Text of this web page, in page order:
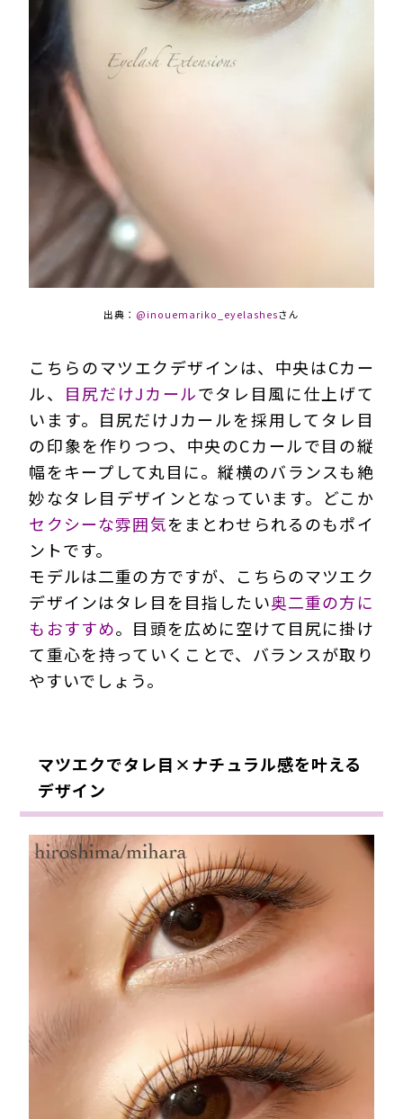
出典： @inouemariko_eyelashesさん
こちらのマツエクデザインは、中央はCカー
ル、 目尻だけJカールでタレ目風に仕上げて
います。目尻だけJカールを採用してタレ目
の印象を作りつつ、中央のCカールで目の縦
幅をキープして丸目に。縦横のバランスも絶
妙なタレ目デザインとなっています。どこか
セクシーな雰囲気をまとわせられるのもポイ
ントです。
モデルは二重の方ですが、こちらのマツエク
デザインはタレ目を目指したい奥二重の方に
もおすすめ。目頭を広めに空けて目尻に掛け
て重心を持っていくことで、バランスが取り
やすいでしょう。
マツエクでタレ目×ナチュラル感を叶える
デザイン